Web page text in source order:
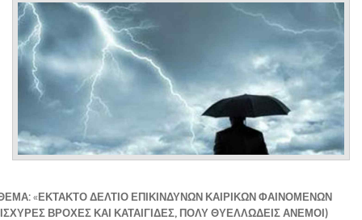
«ΕΚΤΑΚΤΟ ΔΕΛΤΙΟ ΕΠΙΚΙΝΔΥΝΩΝ ΚΑΙΡΙΚΩΝ ΦΑΙΝΟΜΕΝΩΝ
ΒΡΟΧΕΣ ΚΑΙ ΚΑΤΑΙΓΙΔΕΣ, ΠΟΛΥ ΘΥΕΛΛΩΔΕΙΣ ΑΝΕΜΟΙ)